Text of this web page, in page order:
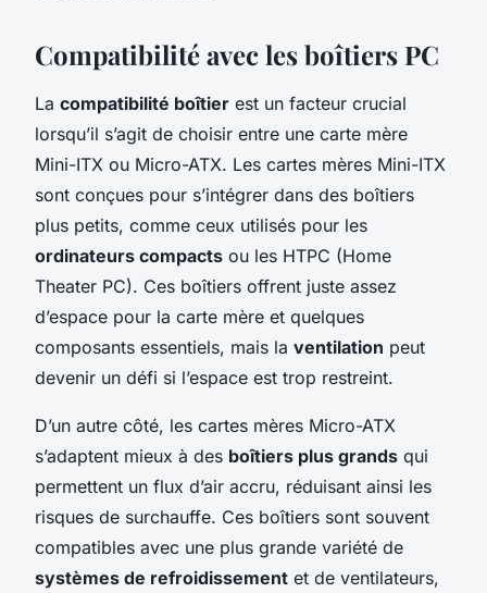
Compatibilité avec les boîtiers PC
La compatibilité boîtier est un facteur crucial
lorsqu’il s’agit de choisir entre une carte mère
Mini-ITX ou Micro-ATX. Les cartes mères Mini-ITX
sont conçues pour s’intégrer dans des boîtiers
plus petits, comme ceux utilisés pour les
ordinateurs compacts ou les HTPC (Home
Theater PC). Ces boîtiers offrent juste assez
d’espace pour la carte mère et quelques
composants essentiels, mais la ventilation peut
devenir un défi si l’espace est trop restreint.
D’un autre côté, les cartes mères Micro-ATX
s’adaptent mieux à des boîtiers plus grands qui
permettent un flux d’air accru, réduisant ainsi les
risques de surchauffe. Ces boîtiers sont souvent
compatibles avec une plus grande variété de
systèmes de refroidissement et de ventilateurs,